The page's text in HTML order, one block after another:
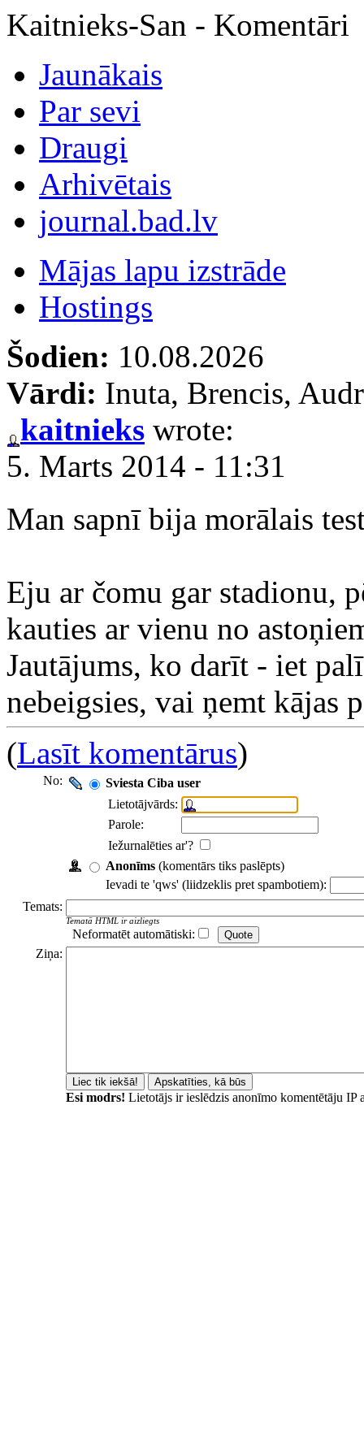
Kaitnieks-San - Komentāri
Jaunākais
Par sevi
Draugi
Arhivētais
journal.bad.lv
Mājas lapu izstrāde
Hostings
Šodien: 10.08.2026
Vārdi: Inuta, Brencis,
kaitnieks wrote:
5. Marts 2014 - 11:31
Man sapnī bija morālais
Eju ar čomu gar stadionu,
kauties ar vienu no
Jautājums, ko darīt - iet
nebeigsies, vai ņemt kājas
(Lasīt komentārus)
No:
Sviesta Ciba user
Lietotājvārds:
Parole:
Iežurnalēties ar'?
Anonīms (komentārs tiks paslēpts)
Ievadi te 'qws' (liidzeklis pret spambotiem):
Temats:
Tematā HTML ir aizliegts
Neformatēt automātiski:
Ziņa:
Esi modrs! Lietotājs ir ieslēdzis anonīmo komentētāju IP